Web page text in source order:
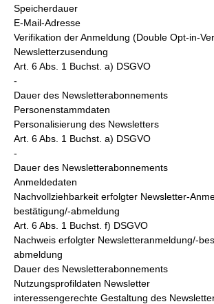
Speicherdauer
E-Mail-Adresse
Verifikation der Anmeldung (Double Opt-in-
Newsletterzusendung
Art. 6 Abs. 1 Buchst. a) DSGVO
-
Dauer des Newsletterabonnements
Personenstammdaten
Personalisierung des Newsletters
Art. 6 Abs. 1 Buchst. a) DSGVO
-
Dauer des Newsletterabonnements
Anmeldedaten
Nachvollziehbarkeit erfolgter Newsletter-
bestätigung/-abmeldung
Art. 6 Abs. 1 Buchst. f) DSGVO
Nachweis erfolgter Newsletteranmeldung/-
abmeldung
Dauer des Newsletterabonnements
Nutzungsprofildaten Newsletter
interessengerechte Gestaltung des